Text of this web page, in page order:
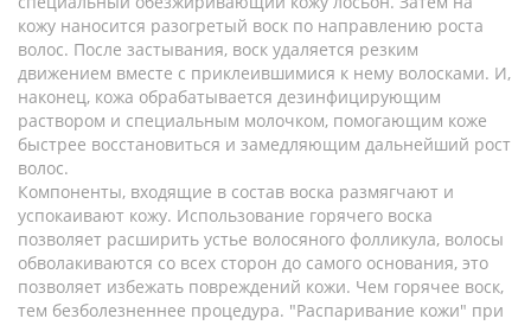
кожу наносится разогретый воск по направлению роста
волос. После застывания, воск удаляется резким
движением вместе с приклеившимися к нему волосками. И,
наконец, кожа обрабатывается дезинфицирующим
раствором и специальным молочком, помогающим коже
быстрее восстановиться и замедляющим дальнейший рост
волос.
Компоненты, входящие в состав воска размягчают и
успокаивают кожу. Использование горячего воска
позволяет расширить устье волосяного фолликула, волосы
обволакиваются со всех сторон до самого основания, это
позволяет избежать повреждений кожи. Чем горячее воск,
тем безболезненнее процедура. "Распаривание кожи" при